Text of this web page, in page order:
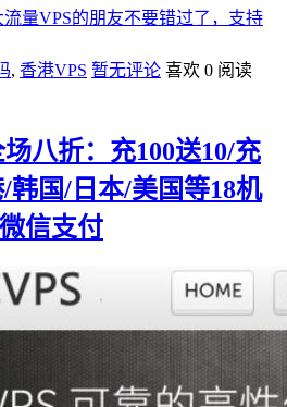
量VPS的朋友不要错过了，支持
, 香港VPS 暂无评论 喜欢 0 阅读
八折：充100送10/充
/韩国/日本/美国等18机
信支付